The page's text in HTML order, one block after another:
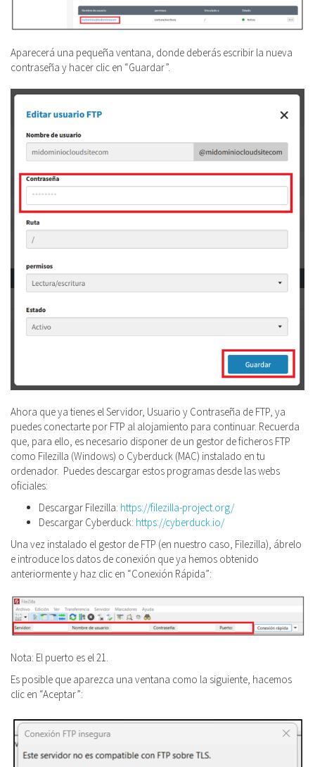
Aparecerá una pequeña ventana, donde deberás escribir la nueva
contraseña y hacer clic en “Guardar”.
Ahora que ya tienes el Servidor, Usuario y Contraseña de FTP, ya
puedes conectarte por FTP al alojamiento para continuar. Recuerda
que, para ello, es necesario disponer de un gestor de ficheros FTP
como Filezilla (Windows) o Cyberduck (MAC) instalado en tu
ordenador. Puedes descargar estos programas desde las webs
oficiales:
Descargar Filezilla: https://filezilla-project.org/
Descargar Cyberduck: https://cyberduck.io/
Una vez instalado el gestor de FTP (en nuestro caso, Filezilla), ábrelo
e introduce los datos de conexión que ya hemos obtenido
anteriormente y haz clic en “Conexión Rápida”:
Nota: El puerto es el 21.
Es posible que aparezca una ventana como la siguiente, hacemos
clic en “Aceptar”: